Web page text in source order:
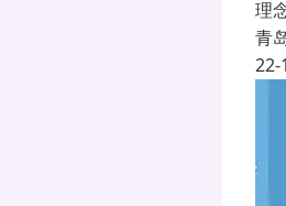
理
青
22-